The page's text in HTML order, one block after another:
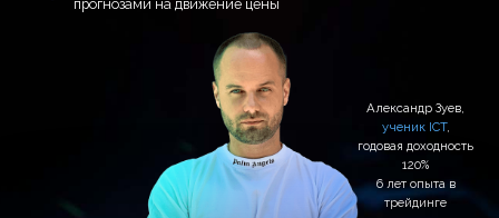
ПРИНЯТЬ УЧАСТИЕ
ученик ICT
6 лет опыта в
трейдинге